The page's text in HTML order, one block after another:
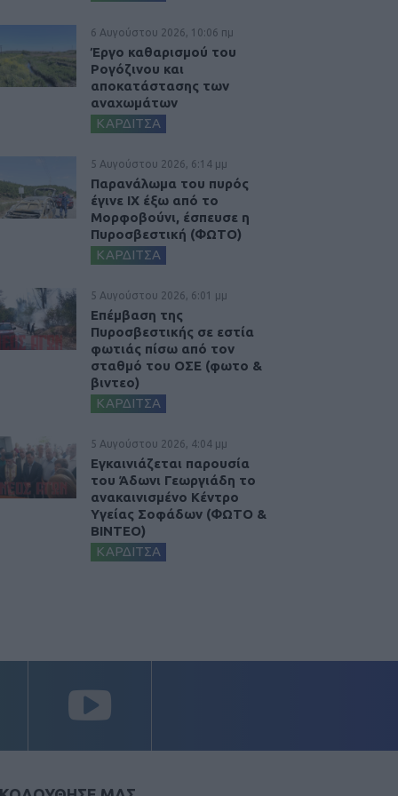
6 Αυγούστου 2026, 10:06 πμ
Έργο καθαρισμού του
Ρογόζινου και
αποκατάστασης των
αναχωμάτων
ΚΑΡΔΙΤΣΑ
5 Αυγούστου 2026, 6:14 μμ
Παρανάλωμα του πυρός
έγινε ΙΧ έξω από το
Μορφοβούνι, έσπευσε η
Πυροσβεστική (ΦΩΤΟ)
ΚΑΡΔΙΤΣΑ
5 Αυγούστου 2026, 6:01 μμ
Επέμβαση της
Πυροσβεστικής σε εστία
φωτιάς πίσω από τον
σταθμό του ΟΣΕ (φωτο &
βιντεο)
ΚΑΡΔΙΤΣΑ
5 Αυγούστου 2026, 4:04 μμ
Εγκαινιάζεται παρουσία
του Άδωνι Γεωργιάδη το
ανακαινισμένο Κέντρο
Υγείας Σοφάδων (ΦΩΤΟ &
ΒΙΝΤΕΟ)
ΚΑΡΔΙΤΣΑ